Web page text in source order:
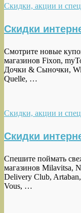
Скидки, акции и
Скидки
Смотрите новые
магазинов Fixon,
Дочки & Сыночки,
Quelle, …
Скидки, акции и
Скидки
Спешите поймать
магазинов Milavitsa,
Delivery Club,
Vous, …